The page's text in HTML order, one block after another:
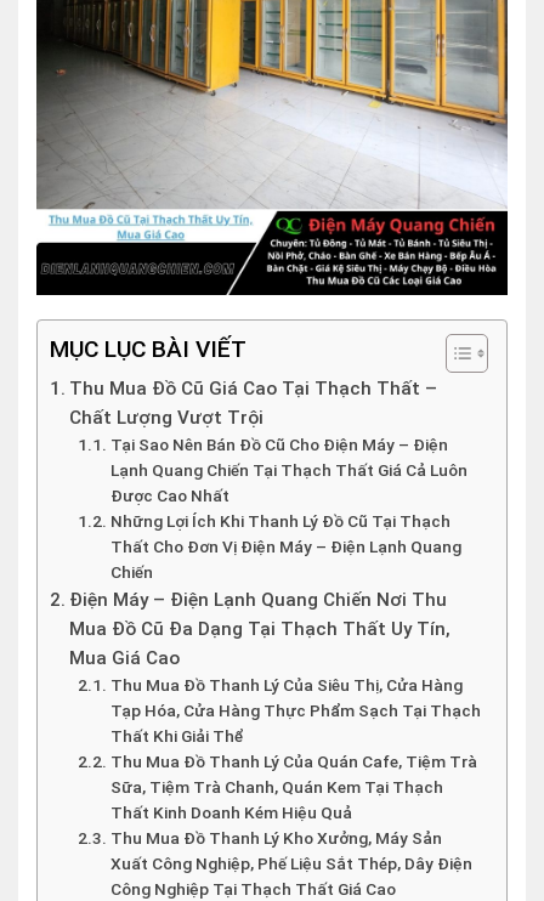
MỤC LỤC BÀI VIẾT
Thu Mua Đồ Cũ Giá Cao Tại Thạch Thất –
Chất Lượng Vượt Trội
Tại Sao Nên Bán Đồ Cũ Cho Điện Máy – Điện
Lạnh Quang Chiến Tại Thạch Thất Giá Cả Luôn
Được Cao Nhất
Những Lợi Ích Khi Thanh Lý Đồ Cũ Tại Thạch
Thất Cho Đơn Vị Điện Máy – Điện Lạnh Quang
Chiến
Điện Máy – Điện Lạnh Quang Chiến Nơi Thu
Mua Đồ Cũ Đa Dạng Tại Thạch Thất Uy Tín,
Mua Giá Cao
Thu Mua Đồ Thanh Lý Của Siêu Thị, Cửa Hàng
Tạp Hóa, Cửa Hàng Thực Phẩm Sạch Tại Thạch
Thất Khi Giải Thể
Thu Mua Đồ Thanh Lý Của Quán Cafe, Tiệm Trà
Sữa, Tiệm Trà Chanh, Quán Kem Tại Thạch
Thất Kinh Doanh Kém Hiệu Quả
Thu Mua Đồ Thanh Lý Kho Xưởng, Máy Sản
Xuất Công Nghiệp, Phế Liệu Sắt Thép, Dây Điện
Công Nghiệp Tại Thạch Thất Giá Cao